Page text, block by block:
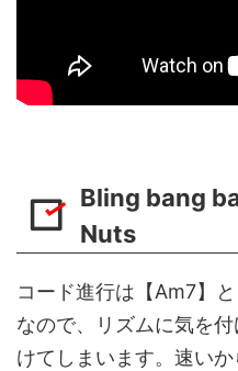
Bling bang
Nuts
コード進行は【Am7】
なので、リズムに気を
けてしまいます。速いか